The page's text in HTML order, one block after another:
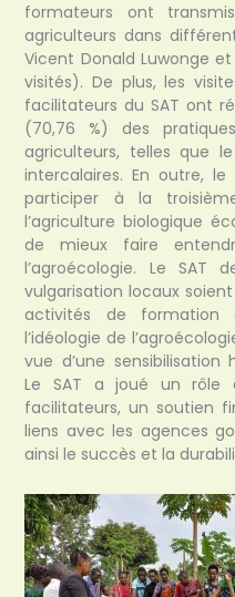
formateurs ont
agriculteurs dans
Vicent Donald Luwonge et
visités). De plus, les
facilitateurs du SAT ont
(70,76 %) des
agriculteurs, telles que
intercalaires. En outre,
participer à la
l’agriculture biologique
de mieux faire
l’agroécologie. Le SAT
vulgarisation locaux
activités de formation
l’idéologie de
vue d’une sensibilisation
Le SAT a joué un rôle
facilitateurs, un soutien
liens avec les agences
ainsi le succès et la